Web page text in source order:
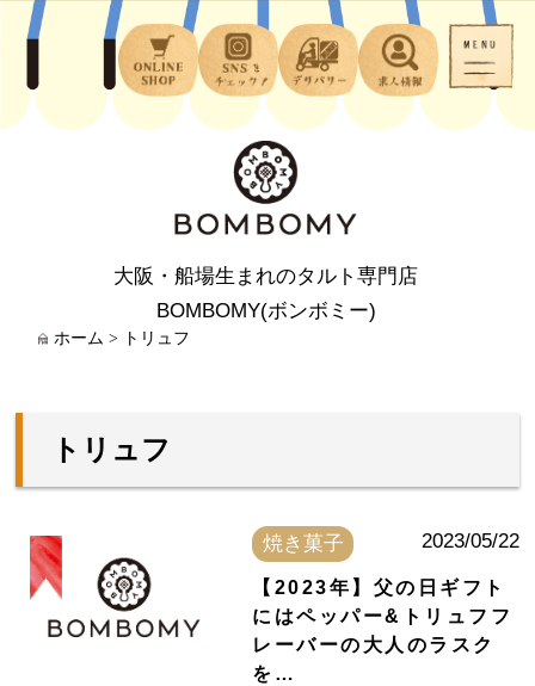
大阪・船場生まれのタルト専門店
BOMBOMY(ボンボミー)
ホーム > トリュフ
トリュフ
焼き菓子 2023/05/22
【2023年】父の日ギフト
にはペッパー&トリュフフ
レーバーの大人のラスク
を…